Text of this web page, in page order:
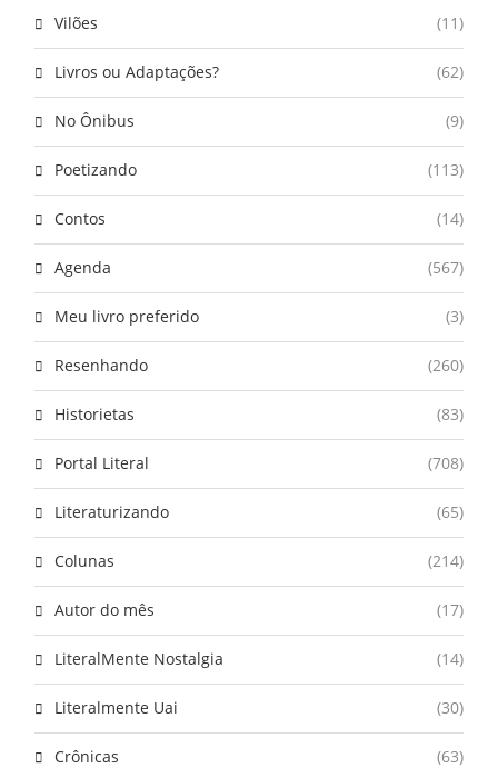
Vilões (11)
Livros ou Adaptações? (62)
No Ônibus (9)
Poetizando (113)
Contos (14)
Agenda (567)
Meu livro preferido (3)
Resenhando (260)
Historietas (83)
Portal Literal (708)
Literaturizando (65)
Colunas (214)
Autor do mês (17)
LiteralMente Nostalgia (14)
Literalmente Uai (30)
Crônicas (63)